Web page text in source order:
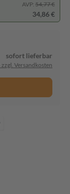
AVP: 54,77 €
34,86 €
sofort lieferbar
zzgl. Versandkosten